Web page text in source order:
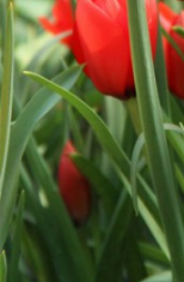
7
8
9